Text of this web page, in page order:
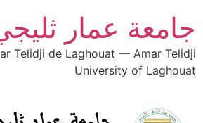
جامعة عمار
Telidji de Laghouat — Amar Telidji
University of Laghouat